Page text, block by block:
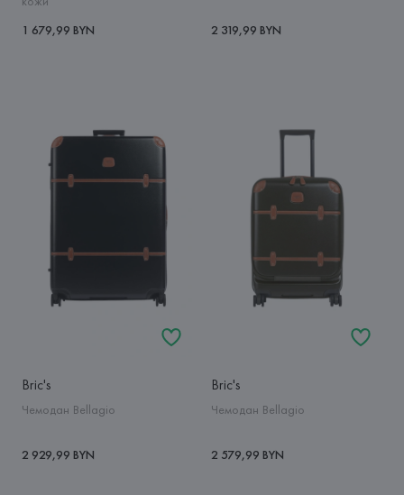
1 679,99 BYN
2 319,99 BYN
Bric's
Чемодан Bellagio
2 929,99 BYN
Bric's
Чемодан Bellagio
2 579,99 BYN